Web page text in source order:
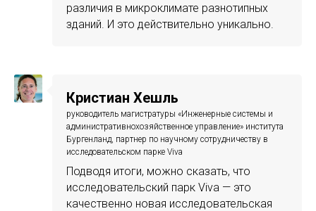
различия в микроклимате разнотипных
зданий. И это действительно уникально.
Кристиан Хешль
руководитель магистратуры «Инженерные системы и
административнохозяйственное управление» института
Бургенланд, партнер по научному сотрудничеству в
исследовательском парке Viva
Подводя итоги, можно сказать, что
исследовательский парк Viva — это
качественно новая исследовательская